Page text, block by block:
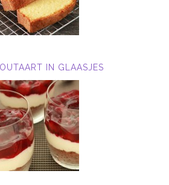
IN GLAASJES